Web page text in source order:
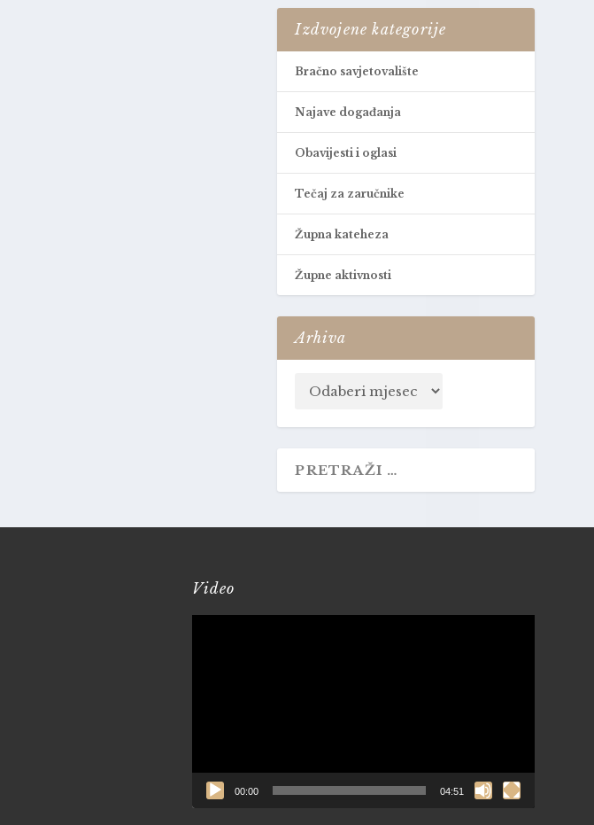
Izdvojene kategorije
Bračno savjetovalište
Najave događanja
Obavijesti i oglasi
Tečaj za zaručnike
Župna kateheza
Župne aktivnosti
Arhiva
Video
00:00 04:51